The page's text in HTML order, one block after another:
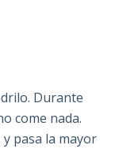
Durante
come nada.
pasa la mayor